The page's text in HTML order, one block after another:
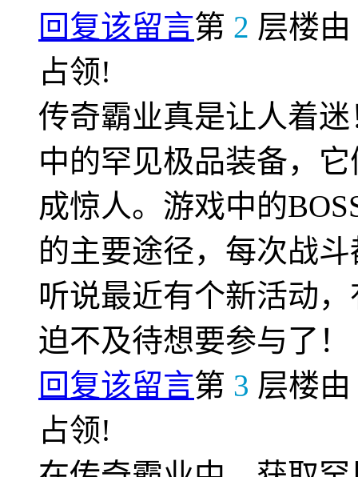
回复该留言第 2 层楼由
占领!
传奇霸业真是让人着
中的罕见极品装备，
成惊人。游戏中的
的主要途径，每次战
听说最近有个新活动
迫不及待想要参与了！
回复该留言第 3 层楼由
占领!